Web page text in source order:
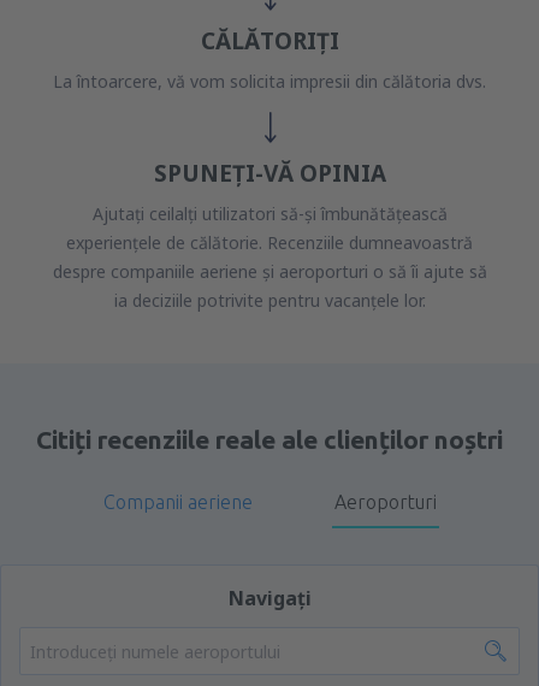
CĂLĂTORIȚI
La întoarcere, vă vom solicita impresii din călătoria dvs.
SPUNEȚI-VĂ OPINIA
Ajutați ceilalți utilizatori să-și îmbunătățească
experiențele de călătorie. Recenziile dumneavoastră
despre companiile aeriene și aeroporturi o să îi ajute să
ia deciziile potrivite pentru vacanțele lor.
Citiți recenziile reale ale clienților noștri
Companii aeriene Aeroporturi
Navigați